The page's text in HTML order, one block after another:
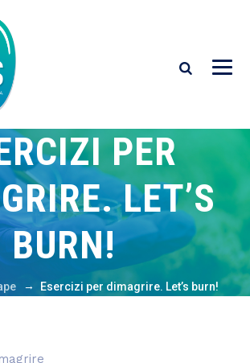
PER
LET’S
BURN!
→ Esercizi per dimagrire. Let’s burn!